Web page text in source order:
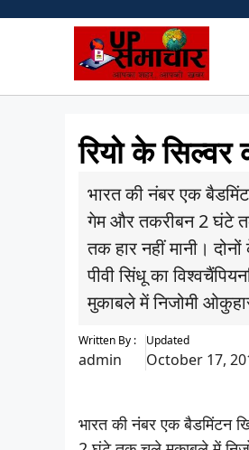
रियो के सिल्वर
भारत की नंबर एक
गेम और तकरीबन 2 घंटे
तक हार नहीं मानी।
पीवी सिंधू का
मुकाबले में निजोमी
Written By :
admin
Updated
October 17,
भारत की नंबर एक बैडमिंटन